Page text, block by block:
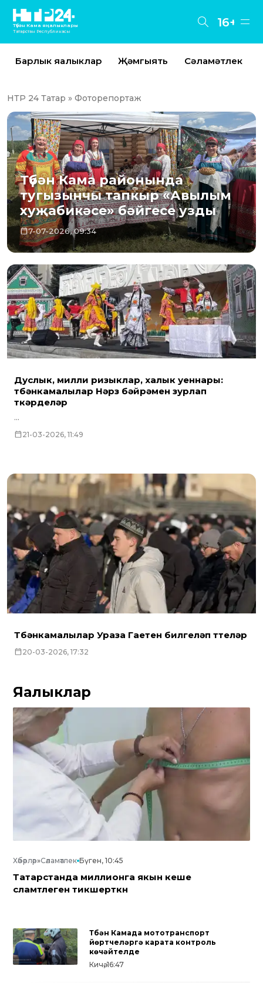
Түбән Кама яңалыклары
Татарстан Республикасы
16+
Барлык яңалыклар Җәмгыять Сәламәтлек
НТР 24 Татар » Фоторепортаж
Түбән Кама районында
тугызынчы тапкыр «Авылым
хуҗабикәсе» бәйгесе узды
7-07-2026, 09:34
Дуслык, милли ризыклар, халык уеннары:
түбәнкамалылар Нәүрүз бәйрәмен зурлап
үткәрделәр
...
21-03-2026, 11:49
Түбәнкамалылар Ураза Гаетен билгеләп үттеләр
20-03-2026, 17:32
Яңалыклар
Хәбәрләр»Сәламәтлек Бүген, 10:45
Татарстанда миллионга якын кеше
сәламәтлеген тикшерткән
Түбән Камада мототранспорт
йөртүчеләргә карата контроль
көчәйтелде
Кичә, 16:47